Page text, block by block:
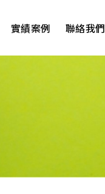
實績案例 聯絡我們